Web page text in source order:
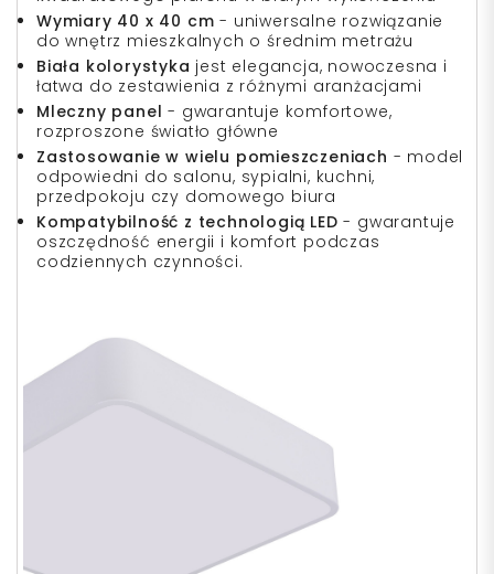
Wymiary 40 x 40 cm - uniwersalne rozwiązanie
do wnętrz mieszkalnych o średnim metrażu
Biała kolorystyka jest elegancja, nowoczesna i
łatwa do zestawienia z różnymi aranżacjami
Mleczny panel- gwarantuje komfortowe,
rozproszone światło główne
Zastosowanie w wielu pomieszczeniach - model
odpowiedni do salonu, sypialni, kuchni,
przedpokoju czy domowego biura
Kompatybilność z technologią LED - gwarantuje
oszczędność energii i komfort podczas
codziennych czynności.